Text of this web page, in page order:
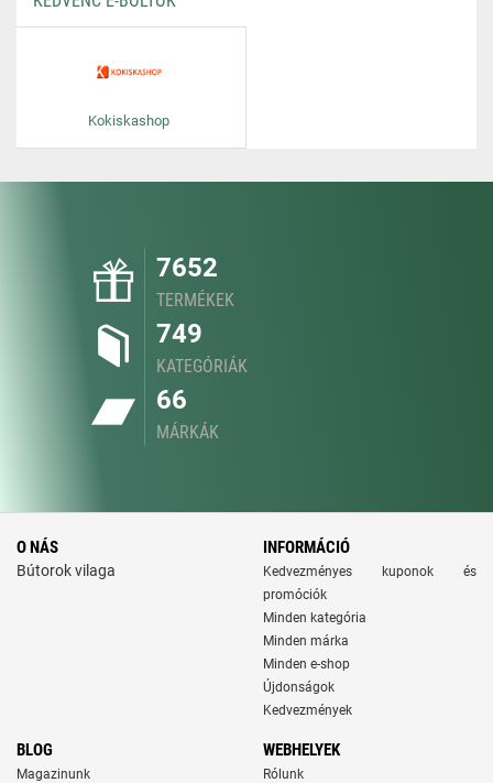
Kokiskashop
7652
TERMÉKEK
749
KATEGÓRIÁK
66
MÁRKÁK
O NÁS
Bútorok vilaga
INFORMÁCIÓ
Kedvezményes kuponok és
promóciók
Minden kategória
Minden márka
Minden e-shop
Újdonságok
Kedvezmények
BLOG
Magazinunk
WEBHELYEK
Rólunk